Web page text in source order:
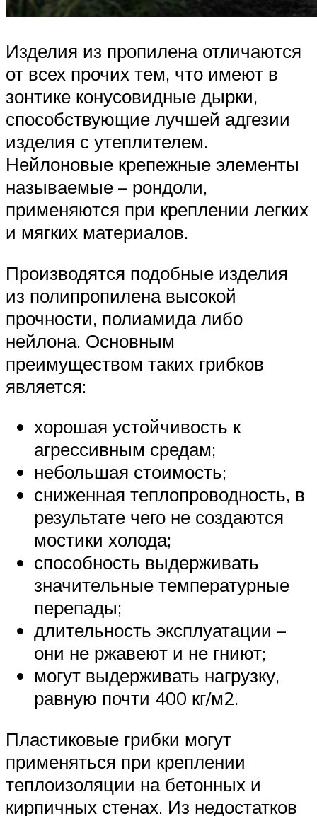
Изделия из пропилена отличаются
от всех прочих тем, что имеют в
зонтике конусовидные дырки,
способствующие лучшей адгезии
изделия с утеплителем.
Нейлоновые крепежные элементы
называемые – рондоли,
применяются при креплении легких
и мягких материалов.
Производятся подобные изделия
из полипропилена высокой
прочности, полиамида либо
нейлона. Основным
преимуществом таких грибков
является:
хорошая устойчивость к
агрессивным средам;
небольшая стоимость;
сниженная теплопроводность, в
результате чего не создаются
мостики холода;
способность выдерживать
значительные температурные
перепады;
длительность эксплуатации –
они не ржавеют и не гниют;
могут выдерживать нагрузку,
равную почти 400 кг/м2.
Пластиковые грибки могут
применяться при креплении
теплоизоляции на бетонных и
кирпичных стенах. Из недостатков